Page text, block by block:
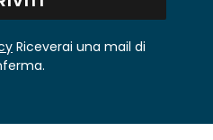
Riceverai una mail di